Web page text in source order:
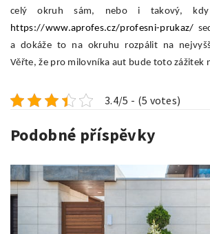
celý okruh sám, nebo i takový,
https://www.aprofes.cz/profesni-prukaz/
a dokáže to na okruhu rozpálit na
Věřte, že pro milovníka aut bude toto zážitek
3.4/5 - (5 votes)
Podobné příspěvky